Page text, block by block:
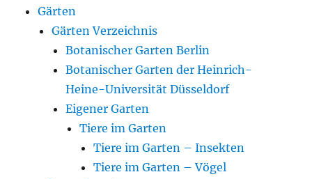
Gärten
Gärten Verzeichnis
Botanischer Garten Berlin
Botanischer Garten der Heinrich-
Heine-Universität Düsseldorf
Eigener Garten
Tiere im Garten
Tiere im Garten – Insekten
Tiere im Garten – Vögel